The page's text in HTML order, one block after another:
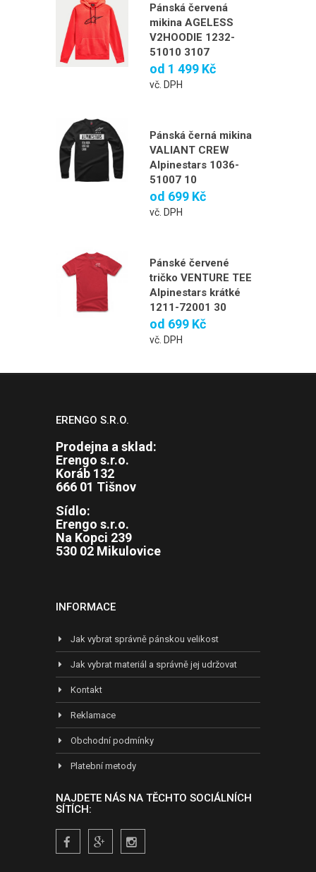
Pánská červená
mikina AGELESS
V2HOODIE 1232-
51010 3107
od 1 499 Kč
vč. DPH
Pánská černá mikina
VALIANT CREW
Alpinestars 1036-
51007 10
od 699 Kč
vč. DPH
Pánské červené
tričko VENTURE TEE
Alpinestars krátké
1211-72001 30
od 699 Kč
vč. DPH
ERENGO S.R.O.
Prodejna a sklad:
Erengo s.r.o.
Koráb 132
666 01 Tišnov
Sídlo:
Erengo s.r.o.
Na Kopci 239
530 02 Mikulovice
INFORMACE
Jak vybrat správně pánskou velikost
Jak vybrat materiál a správně jej udržovat
Kontakt
Reklamace
Obchodní podmínky
Platební metody
NAJDETE NÁS NA TĚCHTO SOCIÁLNÍCH
SÍTÍCH: